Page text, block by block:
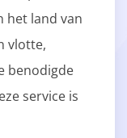
het land van
vlotte,
benodigde
service is